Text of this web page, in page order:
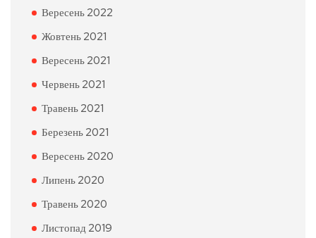
Вересень 2022
Жовтень 2021
Вересень 2021
Червень 2021
Травень 2021
Березень 2021
Вересень 2020
Липень 2020
Травень 2020
Листопад 2019